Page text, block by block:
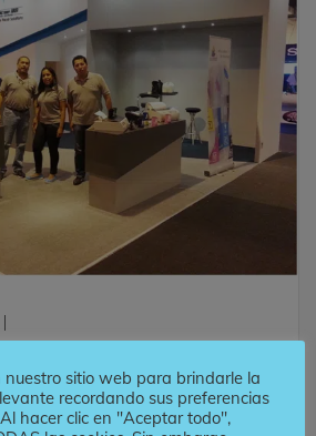
HKA
muestras de
nuestro sitio web para brindarle la
recordando sus preferencias
hacer clic en "Aceptar todo",